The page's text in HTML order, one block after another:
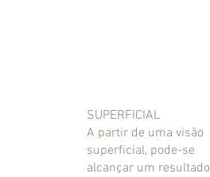
SUPERFICIAL
A partir de uma visão
superficial, pode-se
alcançar um resultado